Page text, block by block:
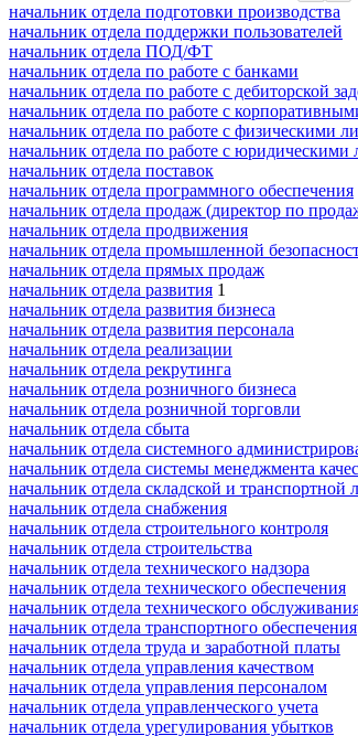
начальник отдела подготовки производства
начальник отдела поддержки пользователей
начальник отдела ПОД/ФТ
начальник отдела по работе с банками
начальник отдела по работе с дебиторской
начальник отдела по работе с
начальник отдела по работе с физическими
начальник отдела по работе с юридическими
начальник отдела поставок
начальник отдела программного обеспечения
начальник отдела продаж (директор по
начальник отдела продвижения
начальник отдела промышленной
начальник отдела прямых продаж
начальник отдела развития 1
начальник отдела развития бизнеса
начальник отдела развития персонала
начальник отдела реализации
начальник отдела рекрутинга
начальник отдела розничного бизнеса
начальник отдела розничной торговли
начальник отдела сбыта
начальник отдела системного
начальник отдела системы менеджмента
начальник отдела складской и транспортной
начальник отдела снабжения
начальник отдела строительного контроля
начальник отдела строительства
начальник отдела технического надзора
начальник отдела технического обеспечения
начальник отдела технического
начальник отдела транспортного обеспечения
начальник отдела труда и заработной платы
начальник отдела управления качеством
начальник отдела управления персоналом
начальник отдела управленческого учета
начальник отдела урегулирования убытков